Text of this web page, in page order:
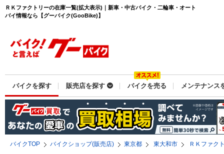
ＲＫファクトリーの在庫一覧(拡大表示)｜新車・中古バイク・二輪車・オート
バイ情報なら【グーバイク(GooBike)】
バイクを探す 販売店を探す バイクを売る メンテナンス
バイクTOP バイクショップ(販売店) 東京都 東大和市
ＲＫファク